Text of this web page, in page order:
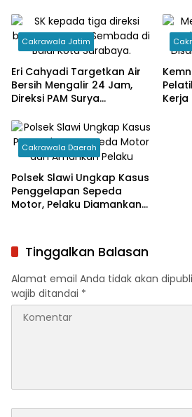
Cakrawala Jatim
Eri Cahyadi Targetkan Air
Bersih Mengalir 24 Jam,
Direksi PAM Surya
Percepat Jaringan hingga
Kampung
Cakrawala Daerah
Polsek Slawi Ungkap Kasus
Penggelapan Sepeda
Motor, Pelaku Diamankan
Tinggalkan Balasan
Alamat email Anda tidak akan
wajib ditandai *